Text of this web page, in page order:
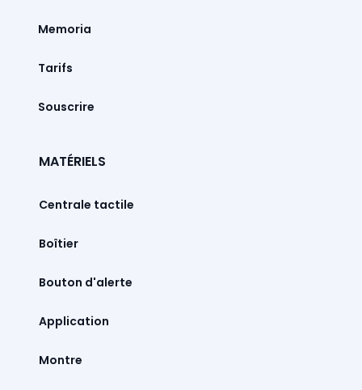
Memoria
Tarifs
Souscrire
MATÉRIELS
Centrale tactile
Boîtier
Bouton d'alerte
Montre